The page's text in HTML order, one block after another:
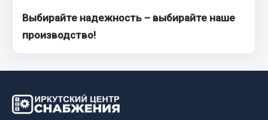
Окно ветровое
Двигатель
Электрооборудование
Весь раздел
Выбирайте надежность – выбирайте наше
производство!